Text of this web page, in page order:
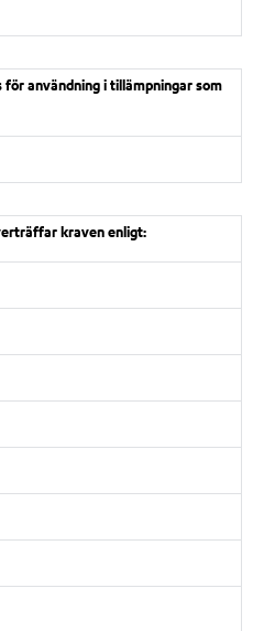
användning i tillämpningar som
kraven enligt: